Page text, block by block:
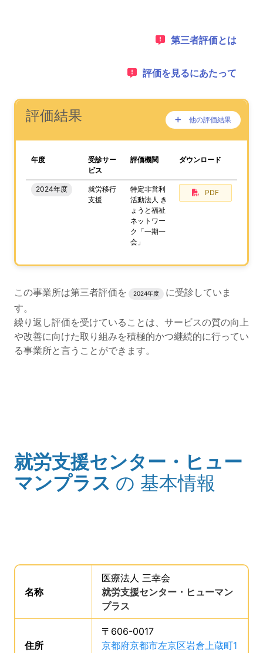
1：
第三者評価とは
2：
評価を見るにあたって
ナビゲーションリンクの読み上げは以上です。
次は事業所評価を公表するためのエリアです。
(タイトル)
評価結果
ここに過去の公表
他の評価結果
が、あります。
、この事業所の評価結果をPDFでダウンロードするこ
年度
受診サー
ビス
評価機関 ダウンロード
2024年度
就労移行
支援
特定非営利
活動法人 き
ょうと福祉
ネットワー
ク「一期一
会」
PDF
評価結果のPDFでのダウンロードエリアの読み上げは以上
この事業所は第三者評価を 2024年度
に受診していま
す。
繰り返し評価を受けていることは、サービスの質の向上
や改善に向けた取り組みを積極的かつ継続的に行ってい
る事業所と言うことができます。
(タイトル)
就労支援センター・ヒュー
マンプラス の 基本情報
事業所の基礎データを読み上げます。
名称は、
医療法人 三幸会
就労支援センター・ヒューマン
プラス
住所
〒606-0017
京都府京都市左京区岩倉上蔵町1